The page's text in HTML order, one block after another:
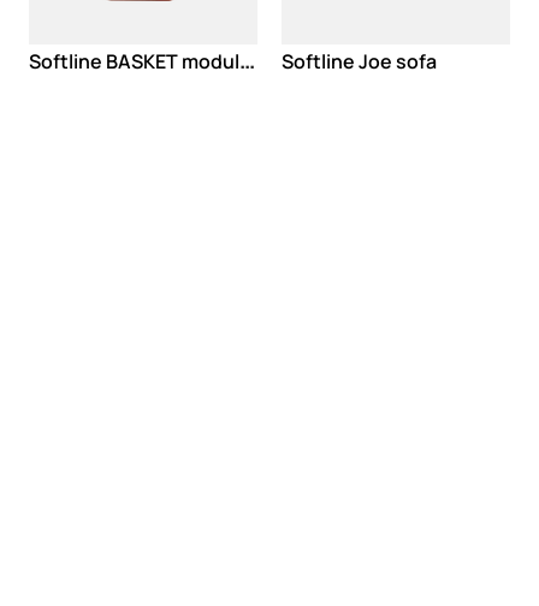
S
oftline BASKET modularno sedenje Softline Joe sofa